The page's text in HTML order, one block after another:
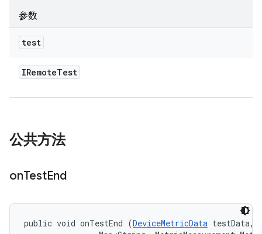
参数
test
IRemoteTest
公共方法
onTestEnd
public void onTestEnd (DeviceMetricData testData,